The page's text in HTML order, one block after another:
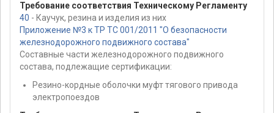
Требование соответствия Техническому Регламенту
40 - Каучук, резина и изделия из них
Приложение №3 к ТР ТС 001/2011 "О безопасности
железнодорожного подвижного состава"
Составные части железнодорожного подвижного
состава, подлежащие сертификации:
Резино-кордные оболочки муфт тягового привода
электропоездов